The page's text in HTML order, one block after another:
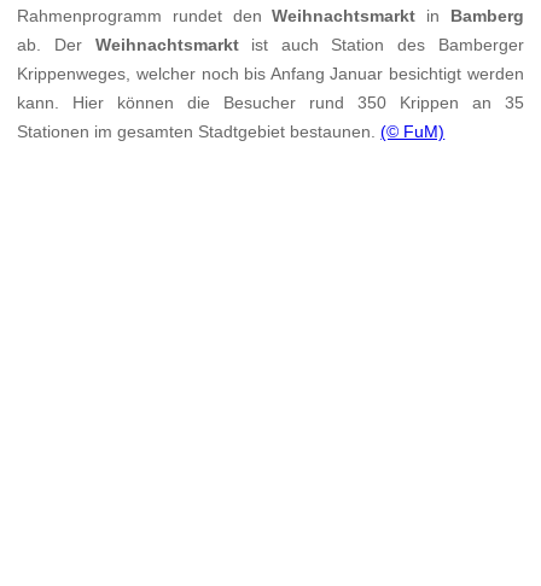
Rahmenprogramm rundet denWeihnachtsmarkt in Bamberg
ab. Der Weihnachtsmarktist auch Station des Bamberger
Krippenweges, welcher noch bis Anfang Januar besichtigt werden
kann. Hier können die Besucher rund 350 Krippen an 35
Stationen im gesamten Stadtgebiet bestaunen.(© FuM)